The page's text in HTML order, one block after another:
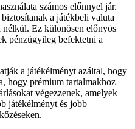
számos előnnyel jár.
a játékbeli valuta
nélkül. Ez különösen előnyös
pénzügyileg befektetni a
a játékélményt azáltal, hogy
hogy prémium tartalmakhoz
végezzenek, amelyek
játékélményt és jobb